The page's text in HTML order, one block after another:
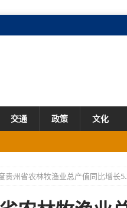
交通 政策 文化
意愿持续回升
市场
贵州省农林牧渔业总产值同比增长